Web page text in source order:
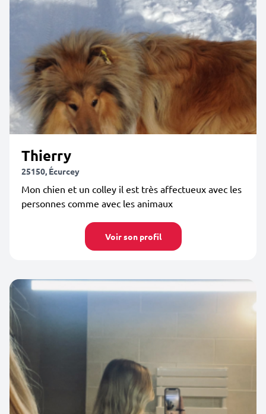
Thierry
25150, Écurcey
Mon chien et un colley il est très affectueux avec les
personnes comme avec les animaux
Voir son profil